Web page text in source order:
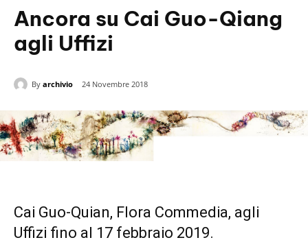
Ancora su Cai Guo-Qiang
agli Uffizi
By archivio 24 Novembre 2018
Cai Guo-Quian, Flora Commedia, agli
Uffizi fino al 17 febbraio 2019.